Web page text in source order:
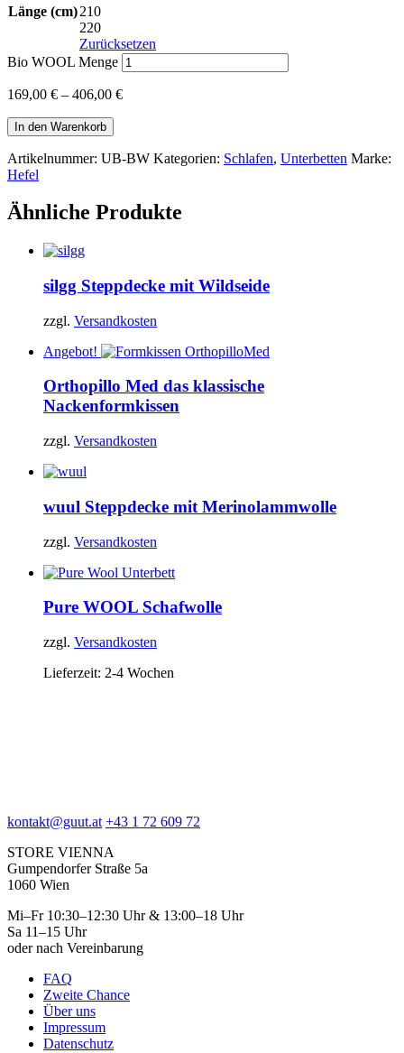
Länge (cm)210
220
Zurücksetzen
Bio WOOL Menge
169,00 € – 406,00 €
In den Warenkorb
Artikelnummer: UB-BW Kategorien: Schlafen, Unterbetten Marke:
Hefel
Ähnliche Produkte
silgg Steppdecke mit Wildseide
zzgl. Versandkosten
Angebot!
Orthopillo Med das klassische
Nackenformkissen
zzgl. Versandkosten
wuul Steppdecke mit Merinolammwolle
zzgl. Versandkosten
Pure WOOL Schafwolle
zzgl. Versandkosten
Lieferzeit: 2-4 Wochen
kontakt@guut.at +43 1 72 609 72
STORE VIENNA
Gumpendorfer Straße 5a
1060 Wien
Mi–Fr 10:30–12:30 Uhr & 13:00–18 Uhr
Sa 11–15 Uhr
oder nach Vereinbarung
FAQ
Zweite Chance
Über uns
Impressum
Datenschutz